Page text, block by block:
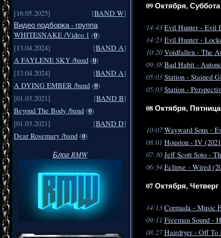
[16.05.2025] [BAND W]
Видео подборка - группа
WHITESNAKE /Video 1 (0)
[13.04.2024]
[BAND A]
A FAYLENE SKY /band (0)
[13.04.2024]
[BAND A]
A DYING EMBER /band (0)
[01.03.2021]
[BAND B]
Beyond The Body /band (0)
[01.03.2021]
[BAND D]
Dear Rosemary /band (0)
Блог RMW
09 Октября, Суббота
14:43 Evil Hunter - Evil
14:23 Evil Hunter -
10:20 Voidfallen - The
09:38 Bad Habit -
05:03 Station - Stained
05:03 Station -
08 Октября, Пятница
10:07 Wayward Sons -
08:01 Houston - IV
07:30 Jeff Scott Soto -
06:34 Eclipse - Wired
07 Октября, Четверг
14:13 Cormada - Music
09:11 Freeman Sound -
08:27 Hairdryer - Off To